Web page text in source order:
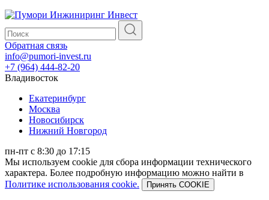
Обратная связь
info@pumori-invest.ru
+7 (964) 444-82-20
Владивосток
Екатеринбург
Москва
Новосибирск
Нижний Новгород
пн-пт с 8:30 до 17:15
Мы используем cookie для сбора информации технического
характера. Более подробную информацию можно найти в
Политике использования cookie.
Принять COOKIE